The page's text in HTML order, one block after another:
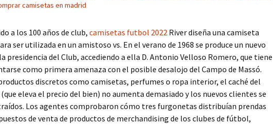
camisetas en madrid
a los 100 años de club, camisetas futbol 2022 River diseña una camiseta
ser utilizada en un amistoso vs. En el verano de 1968 se produce un nuevo
presidencia del Club, accediendo a ella D. Antonio Velloso Romero, que tiene
como primera amenaza con el posible desalojo del Campo de Massó.
discretos como camisetas, perfumes o ropa interior, el caché del
eleva el precio del bien) no aumenta demasiado y los nuevos clientes se
Los agentes comprobaron cómo tres furgonetas distribuían prendas
de venta de productos de merchandising de los clubes de fútbol,